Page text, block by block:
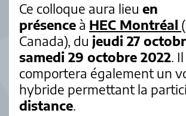
Ce colloque aura lieu en
présence à HEC Montréal
Canada), du jeudi 27
samedi 29 octobre 2022. Il
comportera également un
hybride permettant la
distance.